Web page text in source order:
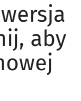
aby